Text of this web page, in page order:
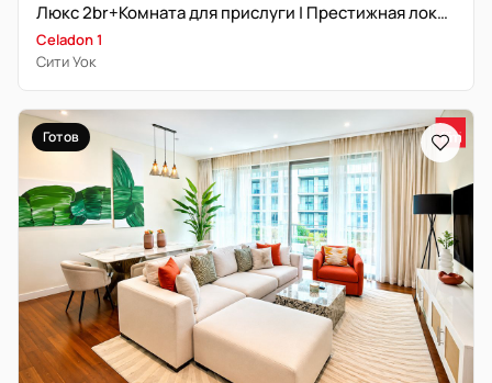
Люкс 2br+Комната для прислуги | Престижная локация | Свободна
Celadon 1
Сити Уок
Готов